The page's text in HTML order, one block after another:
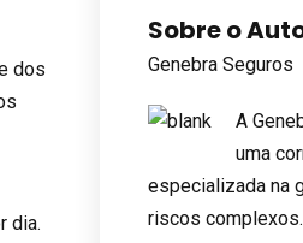
dos
dia.
Sobre o
Genebra Seguros
A
uma
especializada na
riscos